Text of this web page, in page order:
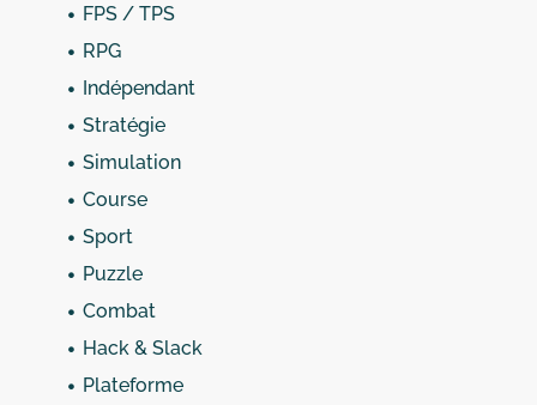
FPS / TPS
RPG
Indépendant
Stratégie
Simulation
Course
Sport
Puzzle
Combat
Hack & Slack
Plateforme